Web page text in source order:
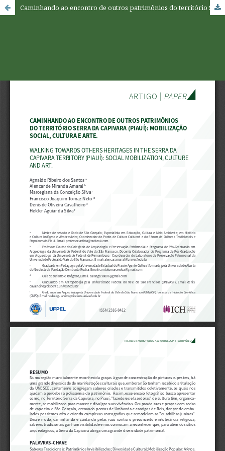
Caminhando ao encontro de outros patrimônios do território Serra da Capivara (Piauí): mobilização social, cultura e arte